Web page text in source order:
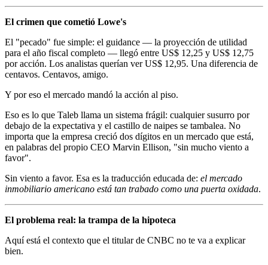
El crimen que cometió Lowe's
El "pecado" fue simple: el guidance — la proyección de utilidad
para el año fiscal completo — llegó entre US$ 12,25 y US$ 12,75
por acción. Los analistas querían ver US$ 12,95. Una diferencia de
centavos. Centavos, amigo.
Y por eso el mercado mandó la acción al piso.
Eso es lo que Taleb llama un sistema frágil: cualquier susurro por
debajo de la expectativa y el castillo de naipes se tambalea. No
importa que la empresa creció dos dígitos en un mercado que está,
en palabras del propio CEO Marvin Ellison, "sin mucho viento a
favor".
Sin viento a favor. Esa es la traducción educada de: el mercado
inmobiliario americano está tan trabado como una puerta oxidada.
El problema real: la trampa de la hipoteca
Aquí está el contexto que el titular de CNBC no te va a explicar
bien.